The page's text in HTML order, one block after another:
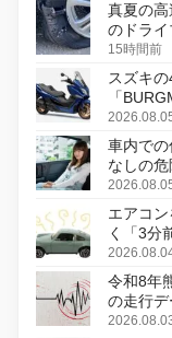
真夏の
のドラ
15時間前
スズキ
「
変更し、
車内で
なしの危
エアコ
く「3分
令和8年
の走行